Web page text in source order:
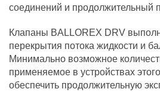
соединений и продолжительный
Клапаны BALLOREX DRV
перекрытия потока жидкости и
Минимально возможное
применяемое в устройствах
обеспечить продолжительную